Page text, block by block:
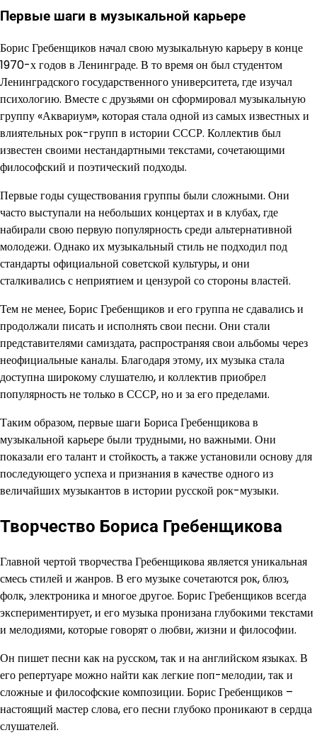
Первые шаги в музыкальной карьере
Борис Гребенщиков начал свою музыкальную карьеру в конце
1970-х годов в Ленинграде. В то время он был студентом
Ленинградского государственного университета, где изучал
психологию. Вместе с друзьями он сформировал музыкальную
группу «Аквариум», которая стала одной из самых известных и
влиятельных рок-групп в истории СССР. Коллектив был
известен своими нестандартными текстами, сочетающими
философский и поэтический подходы.
Первые годы существования группы были сложными. Они
часто выступали на небольших концертах и в клубах, где
набирали свою первую популярность среди альтернативной
молодежи. Однако их музыкальный стиль не подходил под
стандарты официальной советской культуры, и они
сталкивались с неприятием и цензурой со стороны властей.
Тем не менее, Борис Гребенщиков и его группа не сдавались и
продолжали писать и исполнять свои песни. Они стали
представителями самиздата, распространяя свои альбомы через
неофициальные каналы. Благодаря этому, их музыка стала
доступна широкому слушателю, и коллектив приобрел
популярность не только в СССР, но и за его пределами.
Таким образом, первые шаги Бориса Гребенщикова в
музыкальной карьере были трудными, но важными. Они
показали его талант и стойкость, а также установили основу для
последующего успеха и признания в качестве одного из
величайших музыкантов в истории русской рок-музыки.
Творчество Бориса Гребенщикова
Главной чертой творчества Гребенщикова является уникальная
смесь стилей и жанров. В его музыке сочетаются рок, блюз,
фолк, электроника и многое другое. Борис Гребенщиков всегда
экспериментирует, и его музыка пронизана глубокими текстами
и мелодиями, которые говорят о любви, жизни и философии.
Он пишет песни как на русском, так и на английском языках. В
его репертуаре можно найти как легкие поп-мелодии, так и
сложные и философские композиции. Борис Гребенщиков –
настоящий мастер слова, его песни глубоко проникают в сердца
слушателей.